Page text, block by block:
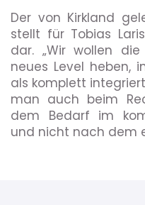
Der von Kirkland
stellt für Tobias
dar. „Wir wollen
neues Level heben,
als komplett
man auch beim
dem Bedarf im
und nicht nach dem